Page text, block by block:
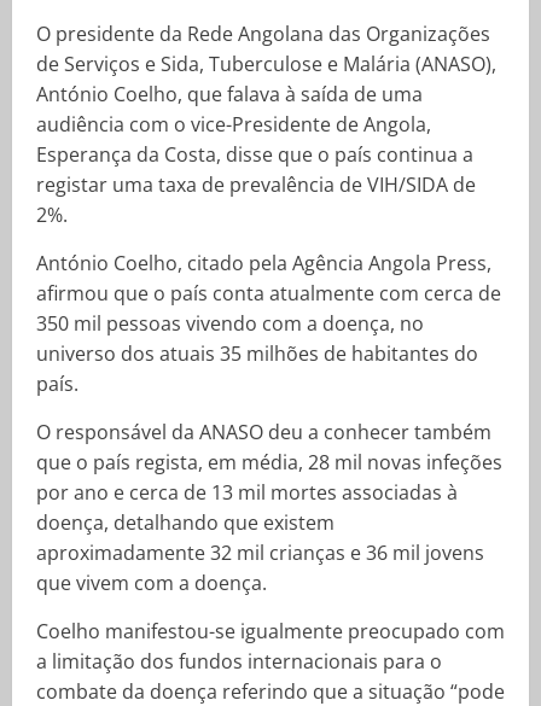
O presidente da Rede Angolana das Organizações
de Serviços e Sida, Tuberculose e Malária (ANASO),
António Coelho, que falava à saída de uma
audiência com o vice-Presidente de Angola,
Esperança da Costa, disse que o país continua a
registar uma taxa de prevalência de VIH/SIDA de
2%.
António Coelho, citado pela Agência Angola Press,
afirmou que o país conta atualmente com cerca de
350 mil pessoas vivendo com a doença, no
universo dos atuais 35 milhões de habitantes do
país.
O responsável da ANASO deu a conhecer também
que o país regista, em média, 28 mil novas infeções
por ano e cerca de 13 mil mortes associadas à
doença, detalhando que existem
aproximadamente 32 mil crianças e 36 mil jovens
que vivem com a doença.
Coelho manifestou-se igualmente preocupado com
a limitação dos fundos internacionais para o
combate da doença referindo que a situação “pode